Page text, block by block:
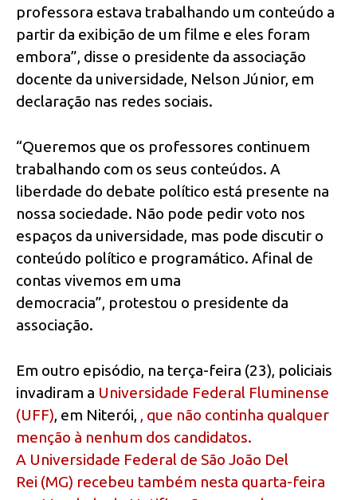
professora estava trabalhando um conteúdo a
partir da exibição de um filme e eles foram
embora”, disse o presidente da associação
docente da universidade, Nelson Júnior, em
declaração nas redes sociais.
“Queremos que os professores continuem
trabalhando com os seus conteúdos. A
liberdade do debate político está presente na
nossa sociedade. Não pode pedir voto nos
espaços da universidade, mas pode discutir o
conteúdo político e programático. Afinal de
contas vivemos em uma
democracia”, protestou o presidente da
associação.
Em outro episódio, na terça-feira (23), policiais
invadiram a Universidade Federal Fluminense
(UFF), em Niterói, , que não continha qualquer
menção à nenhum dos candidatos.
A Universidade Federal de São João Del
Rei (MG) recebeu também nesta quarta-feira